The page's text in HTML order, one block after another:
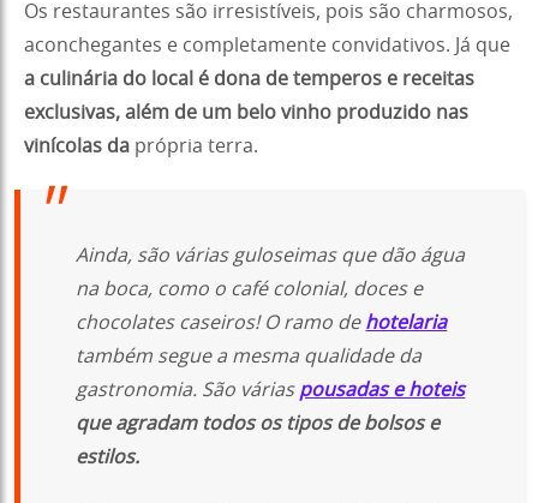
Os restaurantes são irresistíveis, pois são charmosos,
aconchegantes e completamente convidativos. Já que
a culinária do local é dona de temperos e receitas
exclusivas, além de um belo vinho produzido nas
vinícolas da própria terra.
Ainda, são várias guloseimas que dão água
na boca, como o café colonial, doces e
chocolates caseiros! O ramo de hotelaria
também segue a mesma qualidade da
gastronomia. São várias pousadas e hoteis
que agradam todos os tipos de bolsos e
estilos.